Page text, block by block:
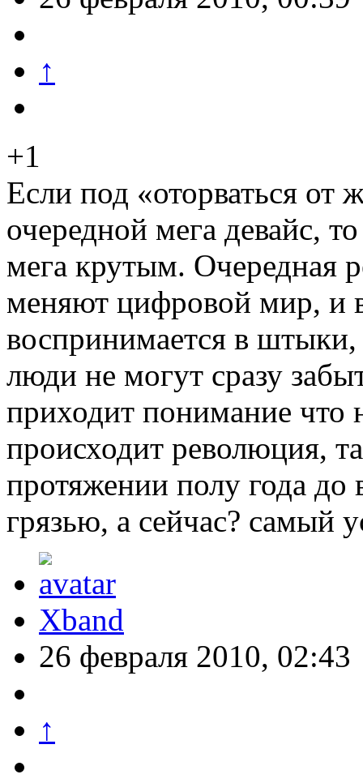
↑
+1
Если под «оторваться от
очередной мега девайс,
мега крутым. Очередная
меняют цифровой мир, и
воспринимается в
люди не могут сразу
приходит понимание что
происходит революция,
протяжении полу года до
грязью, а сейчас? самый
Xband
26 февраля 2010, 02:43
↑